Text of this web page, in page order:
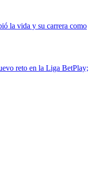
la vida y su carrera como
reto en la Liga BetPlay;